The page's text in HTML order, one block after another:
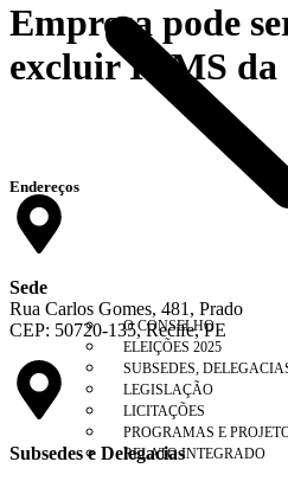
O CONSELHO
ELEIÇÕES 2025
SUBSEDES,
LEGISLAÇÃO
LICITAÇÕES
PROGRAMAS E
RELATO INTEGRADO
Empresa pode
excluir ICMS da
Endereços
Sede
Rua Carlos Gomes, 481, Prado
CEP: 50720-135, Recife, PE
Subsedes e Delegacias